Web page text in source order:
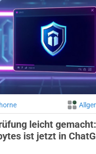
leicht gemacht:
ist jetzt in